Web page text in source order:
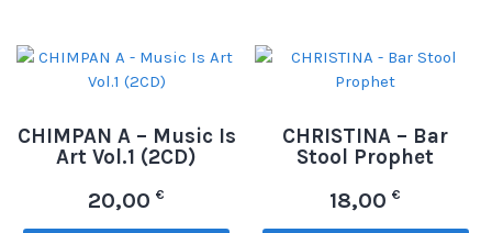
CHIMPAN A – Music Is
Art Vol.1 (2CD)
20,00€
CHRISTINA – Bar
Stool Prophet
18,00€